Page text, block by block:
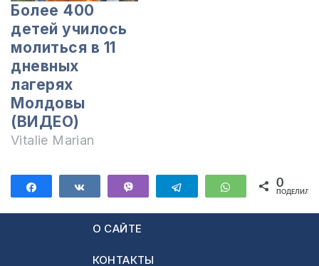
Более 400
детей училось
молиться в 11
дневных
лагерях
Молдовы
(ВИДЕО)
Vitalie Marian
ПоделитьсяПоделиться Telegram WhatsApp
0
О САЙТЕ
КОНТАКТЫ